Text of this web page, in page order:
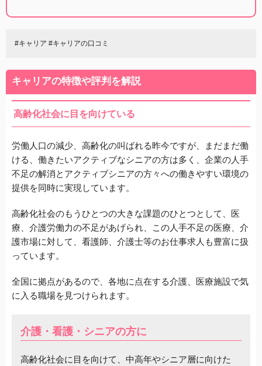
#キャリア #キャリアの口コミ
キャリアの特徴や評判を解説
高齢化社会に目を向けている
労働人口の減少、高齢化の叫ばれる昨今ですが、まだまだ働
ける、働きたいアクティブなシニアの方は多く、企業の人手
不足の解消とアクティブシニアの方々への働きやすい環境の
提供を同時に実現しています。
高齢化社会のもうひとつの大きな課題のひとつとして、医
療、介護労働力の不足があげられ、この人手不足の医療、介
護市場に対して、看護師、介護士等のお仕事求人も豊富に扱
っています。
全国に拠点があるので、各地に点在する介護、医療施設で気
に入る職場を見つけられます。
介護・看護・シニアの方に
高齢化社会に目を向けて、中高年やシニア層に向けた